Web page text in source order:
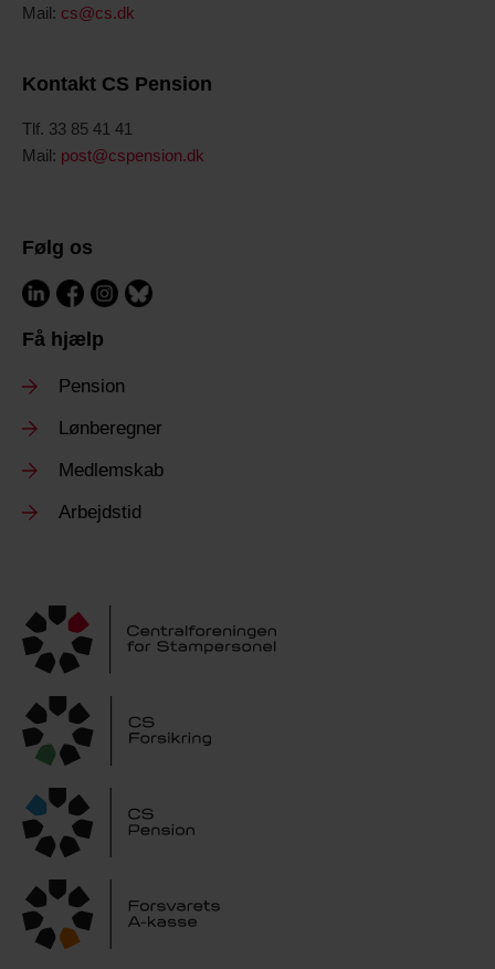
Mail: cs@cs.dk
Kontakt CS Pension
Tlf. 33 85 41 41
Mail: post@cspension.dk
Følg os
Få hjælp
Pension
Lønberegner
Medlemskab
Arbejdstid